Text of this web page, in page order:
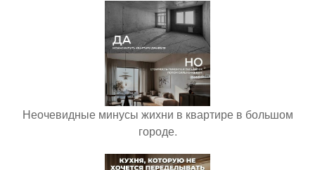
Неочевидные минусы жихни в квартире в большом
городе.